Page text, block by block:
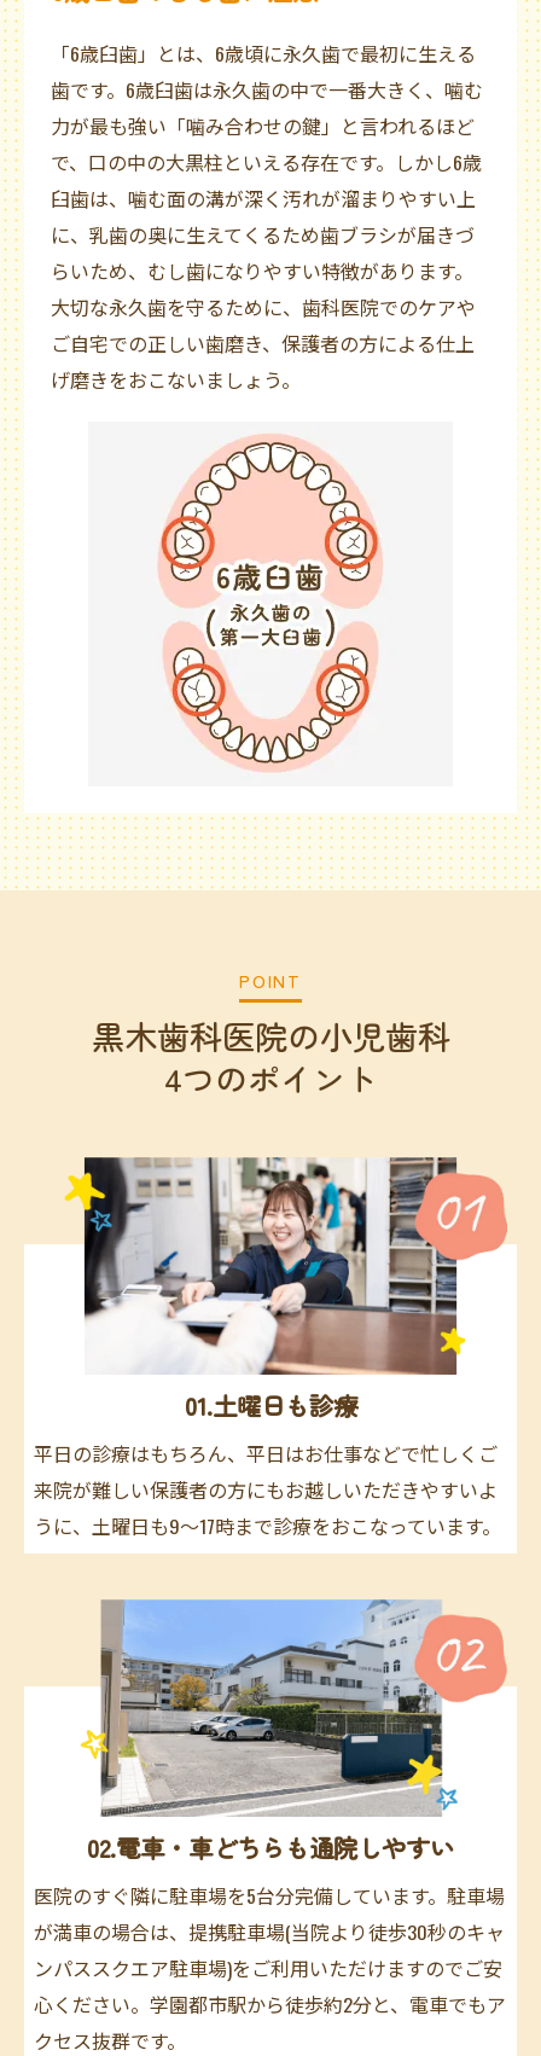
「6歳臼歯」とは、6歳頃に永久歯で最初に生える
歯です。6歳臼歯は永久歯の中で一番大きく、噛む
力が最も強い「噛み合わせの鍵」と言われるほど
で、口の中の大黒柱といえる存在です。しかし6歳
臼歯は、噛む面の溝が深く汚れが溜まりやすい上
に、乳歯の奥に生えてくるため歯ブラシが届きづ
らいため、むし歯になりやすい特徴があります。
大切な永久歯を守るために、歯科医院でのケアや
ご自宅での正しい歯磨き、保護者の方による仕上
げ磨きをおこないましょう。
黒木歯科医院の小児歯科
4つのポイント
POINT
01.土曜日も診療
平日の診療はもちろん、平日はお仕事などで忙しくご
来院が難しい保護者の方にもお越しいただきやすいよ
うに、土曜日も9〜17時まで診療をおこなっています。
02.電車・車どちらも通院しやすい
医院のすぐ隣に駐車場を5台分完備しています。駐車場
が満車の場合は、提携駐車場(当院より徒歩30秒のキャ
ンパススクエア駐車場)をご利用いただけますのでご安
心ください。学園都市駅から徒歩約2分と、電車でもア
クセス抜群です。